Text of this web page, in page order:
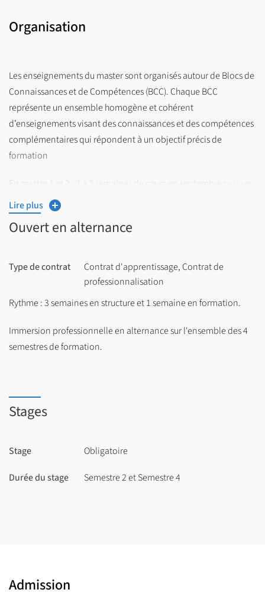
Organisation
Les enseignements du master sont organisés autour de Blocs de
Connaissances et de Compétences (BCC). Chaque BCC
représente un ensemble homogène et cohérent
d’enseignements visant des connaissances et des compétences
complémentaires qui répondent à un objectif précis de
formation
En master 1 et 2 : 2 à 3 semaines de cours en septembre puis un
rythme alterné 3 semaines en entreprise et 1 semaine en
formation du 1er octobre au 15 juillet.
Lire plus
Ouvert en alternance
Type de contrat
Contrat d'apprentissage, Contrat de
professionnalisation
Rythme : 3 semaines en structure et 1 semaine en formation.
Immersion professionnelle en alternance sur l'ensemble des 4
semestres de formation.
Stages
Stage Obligatoire
Durée du stage Semestre 2 et Semestre 4
Admission